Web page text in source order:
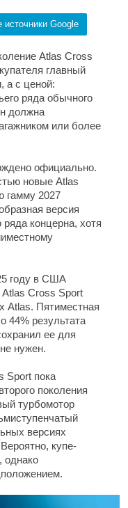
Google
Atlas Cross
главный
а с ценой:
ряда обычного
должна
или более
официально.
новые Atlas
гамму 2027
версия
концерна, хотя
году в США
Cross Sport
Atlas. Пятиместная
44% результата
ее для
нужен.
Sport пока
поколения
турбомотор
версиях
купе-
однако